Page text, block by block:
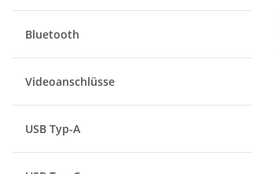
Bluetooth
Videoanschlüsse
USB Typ-A